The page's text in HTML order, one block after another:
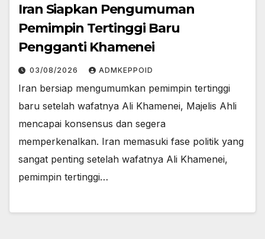
Iran Siapkan Pengumuman
Pemimpin Tertinggi Baru
Pengganti Khamenei
03/08/2026 ADMKEPPOID
Iran bersiap mengumumkan pemimpin tertinggi
baru setelah wafatnya Ali Khamenei, Majelis Ahli
mencapai konsensus dan segera
memperkenalkan. Iran memasuki fase politik yang
sangat penting setelah wafatnya Ali Khamenei,
pemimpin tertinggi…